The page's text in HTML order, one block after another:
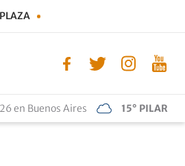
en Buenos Aires 15° PILAR